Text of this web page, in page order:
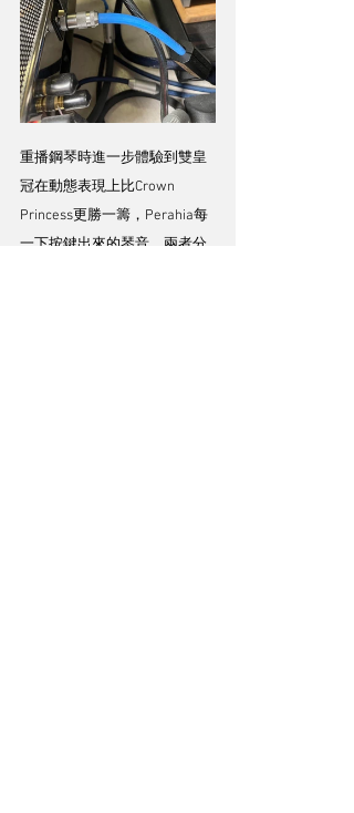
重播鋼琴時進一步體驗到雙皇
冠在動態表現上比Crown
Princess更勝一籌，Perahia每
一下按鍵出來的琴音，兩者分